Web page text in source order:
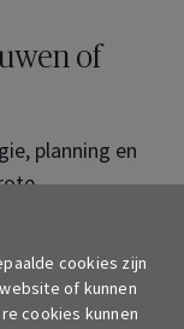
of
planning en
betrokken is.
cookies zijn
of kunnen
cookies kunnen